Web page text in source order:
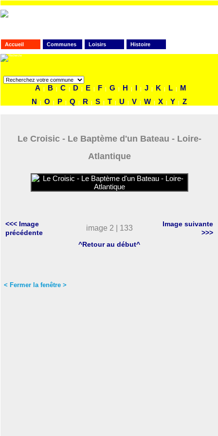
Accueil Communes Loisirs Histoire
A | B | C | D | E | F | G | H | I | J | K | L |
M
N
| O | P | Q | R | S | T | U | V | W | X | Y | Z
Le Croisic - Le Baptème d'un Bateau - Loire-
Atlantique
<<< Image
précédente
image 2 | 133
Image suivante
>>>
^Retour au début^
< Fermer la fenêtre >